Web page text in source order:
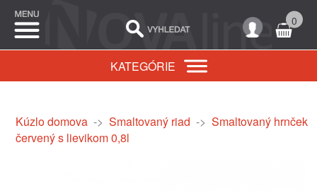
0
KATEGÓRIE
Kúzlo domova-> Smaltovaný riad -> Smaltovaný hrnček
červený s lievikom 0,8l